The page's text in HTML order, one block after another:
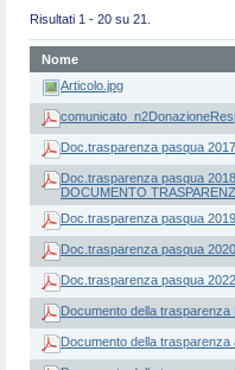
Risultati 1 - 20 su 21.
Nome
Articolo.jpg
Doc.trasparenza pasqua
Doc.trasparenza pasqua
DOCUMENTO
Doc.trasparenza pasqua
Doc.trasparenza pasqua
Doc.trasparenza pasqua
Documento della trasparenza
Documento della